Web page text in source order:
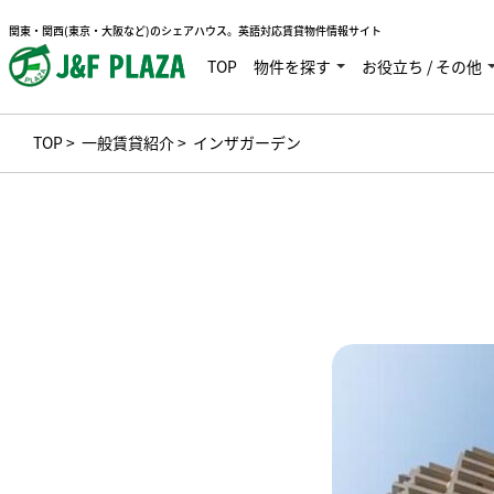
関東・関西(東京・大阪など)のシェアハウス。英語対応賃貸物件情報サイト
TOP 物件を探す お役立ち / その他
TOP> 一般賃貸紹介> インザガーデン